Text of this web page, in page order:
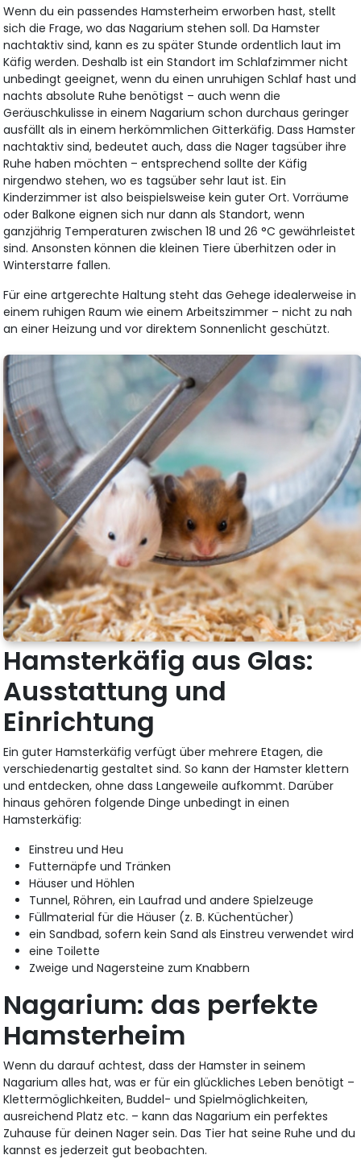
Wenn du ein passendes Hamsterheim erworben hast, stellt
sich die Frage, wo das Nagarium stehen soll. Da Hamster
nachtaktiv sind, kann es zu später Stunde ordentlich laut im
Käfig werden. Deshalb ist ein Standort im Schlafzimmer nicht
unbedingt geeignet, wenn du einen unruhigen Schlaf hast und
nachts absolute Ruhe benötigst – auch wenn die
Geräuschkulisse in einem Nagarium schon durchaus geringer
ausfällt als in einem herkömmlichen Gitterkäfig. Dass Hamster
nachtaktiv sind, bedeutet auch, dass die Nager tagsüber ihre
Ruhe haben möchten – entsprechend sollte der Käfig
nirgendwo stehen, wo es tagsüber sehr laut ist. Ein
Kinderzimmer ist also beispielsweise kein guter Ort. Vorräume
oder Balkone eignen sich nur dann als Standort, wenn
ganzjährig Temperaturen zwischen 18 und 26 °C gewährleistet
sind. Ansonsten können die kleinen Tiere überhitzen oder in
Winterstarre fallen.
Für eine artgerechte Haltung steht das Gehege idealerweise in
einem ruhigen Raum wie einem Arbeitszimmer – nicht zu nah
an einer Heizung und vor direktem Sonnenlicht geschützt.
Hamsterkäfig aus Glas:
Ausstattung und
Einrichtung
Ein guter Hamsterkäfig verfügt über mehrere Etagen, die
verschiedenartig gestaltet sind. So kann der Hamster klettern
und entdecken, ohne dass Langeweile aufkommt. Darüber
hinaus gehören folgende Dinge unbedingt in einen
Hamsterkäfig:
Einstreu und Heu
Futternäpfe und Tränken
Häuser und Höhlen
Tunnel, Röhren, ein Laufrad und andere Spielzeuge
Füllmaterial für die Häuser (z. B. Küchentücher)
ein Sandbad, sofern kein Sand als Einstreu verwendet wird
eine Toilette
Zweige und Nagersteine zum Knabbern
Nagarium: das perfekte
Hamsterheim
Wenn du darauf achtest, dass der Hamster in seinem
Nagarium alles hat, was er für ein glückliches Leben benötigt –
Klettermöglichkeiten, Buddel- und Spielmöglichkeiten,
ausreichend Platz etc. – kann das Nagarium ein perfektes
Zuhause für deinen Nager sein. Das Tier hat seine Ruhe und du
kannst es jederzeit gut beobachten.